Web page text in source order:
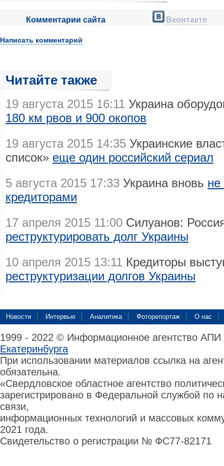
Комментарии сайта Вконтакте
Написать комментарий
Читайте также
19 августа 2015 16:11 Украина
180 км рвов и 900 окопов
19 августа 2015 14:35 Украинские
список» еще один российский сериал
5 августа 2015 17:33 Украина вновь не
кредиторами
17 апреля 2015 11:00 Силуанов:
реструктурировать долг Украины
10 апреля 2015 13:11 Кредиторы
реструктуризации долгов Украины
Новости Интервью Аналитика Фоторепортаж О нас
1999 - 2022 © Информационное агентство
Екатеринбурга
При использовании материалов ссылка на
обязательна.
«Свердловское областное агентство
зарегистрировано в Федеральной службой по
связи,
информационных технологий и массовых
2021 года.
Свидетельство о регистрации № ФС77-82171